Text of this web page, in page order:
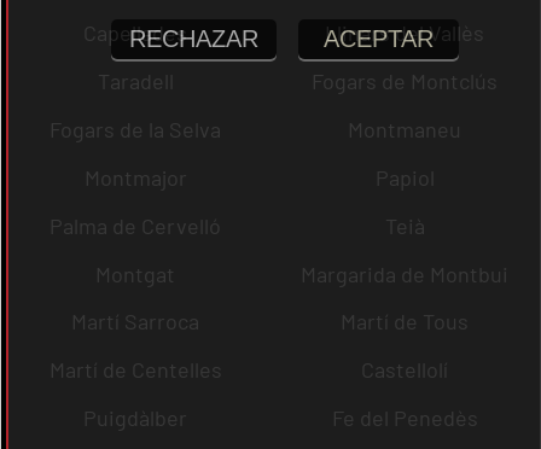
Capellades
Llinars del Vallès
Taradell
Fogars de Montclús
Fogars de la Selva
Montmaneu
Montmajor
Papiol
Palma de Cervelló
Teià
Montgat
Margarida de Montbui
Martí Sarroca
Martí de Tous
Martí de Centelles
Castellolí
Puigdàlber
Fe del Penedès
RECHAZAR ACEPTAR